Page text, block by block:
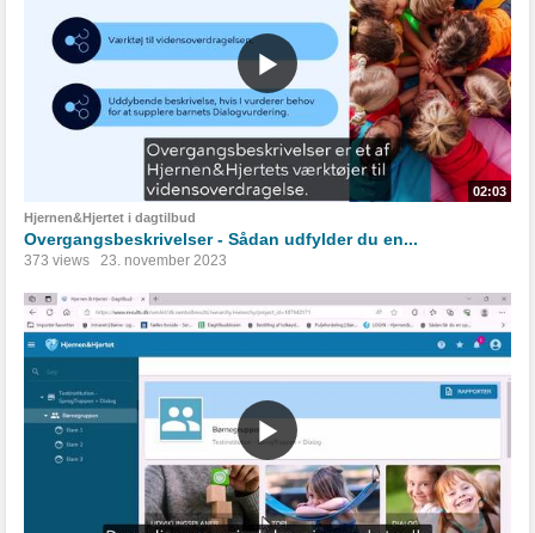
02:03
Hjernen&Hjertet i dagtilbud
Overgangsbeskrivelser - Sådan udfylder du en...
373 views 23. november 2023